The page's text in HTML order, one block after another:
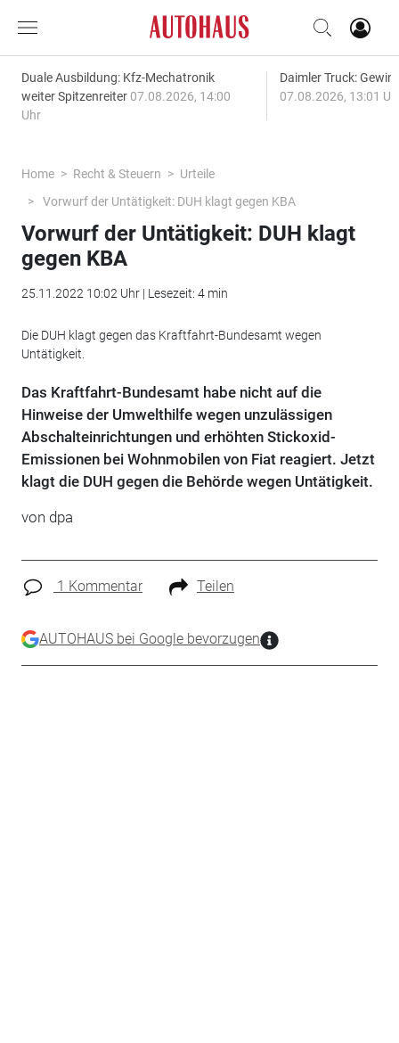
Duale Ausbildung: Kfz-Mechatronik
weiter Spitzenreiter 07.08.2026, 14:00
Uhr
Daimler Truck:
07.08.2026, 13:01
Home Recht & Steuern
Urteile
Vorwurf der Untätigkeit: DUH klagt gegen KBA
Vorwurf der Untätigkeit: DUH klagt
gegen KBA
25.11.2022 10:02 Uhr | Lesezeit: 4 min
Die DUH klagt gegen das Kraftfahrt-Bundesamt wegen
Untätigkeit.
Das Kraftfahrt-Bundesamt habe nicht auf die
Hinweise der Umwelthilfe wegen unzulässigen
Abschalteinrichtungen und erhöhten Stickoxid-
Emissionen bei Wohnmobilen von Fiat reagiert. Jetzt
klagt die DUH gegen die Behörde wegen Untätigkeit.
von dpa
1 Kommentar Teilen
AUTOHAUS bei Google bevorzugen